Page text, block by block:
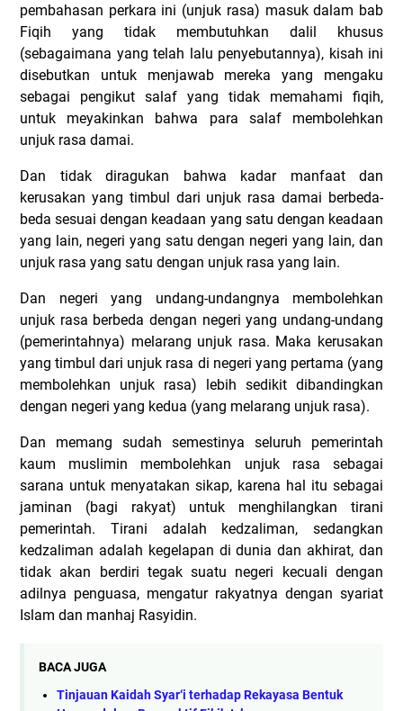
pembahasan perkara ini (unjuk rasa) masuk dalam bab
Fiqih yang tidak membutuhkan dalil khusus
(sebagaimana yang telah lalu penyebutannya), kisah ini
disebutkan untuk menjawab mereka yang mengaku
sebagai pengikut salaf yang tidak memahami fiqih,
untuk meyakinkan bahwa para salaf membolehkan
unjuk rasa damai.
Dan tidak diragukan bahwa kadar manfaat dan
kerusakan yang timbul dari unjuk rasa damai berbeda-
beda sesuai dengan keadaan yang satu dengan keadaan
yang lain, negeri yang satu dengan negeri yang lain, dan
unjuk rasa yang satu dengan unjuk rasa yang lain.
Dan negeri yang undang-undangnya membolehkan
unjuk rasa berbeda dengan negeri yang undang-undang
(pemerintahnya) melarang unjuk rasa. Maka kerusakan
yang timbul dari unjuk rasa di negeri yang pertama (yang
membolehkan unjuk rasa) lebih sedikit dibandingkan
dengan negeri yang kedua (yang melarang unjuk rasa).
Dan memang sudah semestinya seluruh pemerintah
kaum muslimin membolehkan unjuk rasa sebagai
sarana untuk menyatakan sikap, karena hal itu sebagai
jaminan (bagi rakyat) untuk menghilangkan tirani
pemerintah. Tirani adalah kedzaliman, sedangkan
kedzaliman adalah kegelapan di dunia dan akhirat, dan
tidak akan berdiri tegak suatu negeri kecuali dengan
adilnya penguasa, mengatur rakyatnya dengan syariat
Islam dan manhaj Rasyidin.
BACA JUGA
Tinjauan Kaidah Syar‘i terhadap Rekayasa Bentuk